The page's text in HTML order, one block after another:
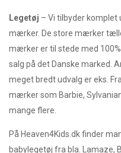
Legetøj – Vi tilbyder komplet
mærker. De store mærker
mærker er til stede med
salg på det Danske marked.
meget bredt udvalg er eks.
mærker som Barbie,
mange flere.
På Heaven4Kids.dk finder
babylegetøj fra bla. Lamaze,